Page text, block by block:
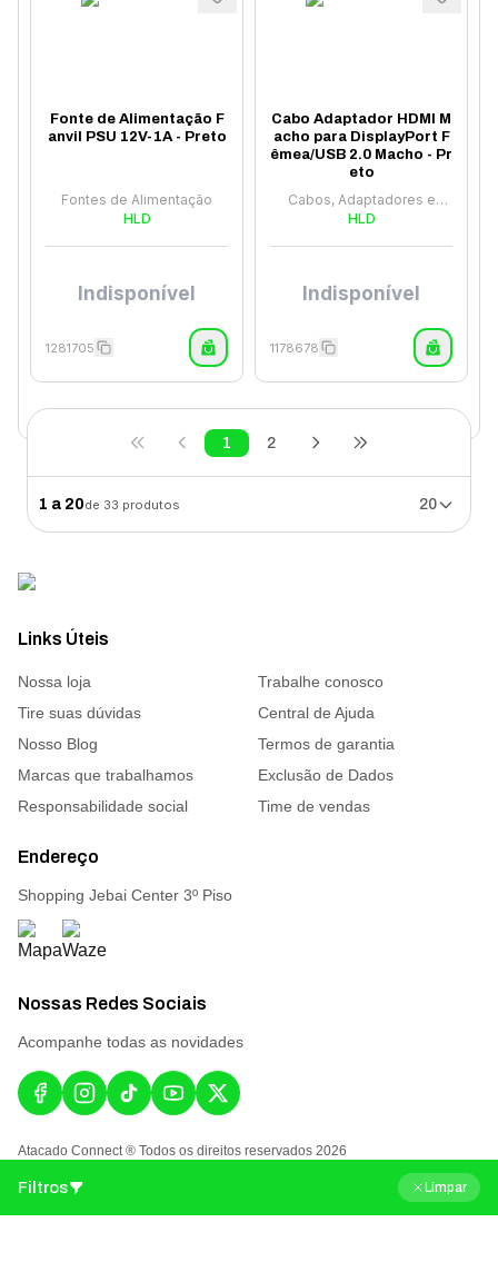
Fonte de Alimentação F
anvil PSU 12V-1A - Preto
Fontes de Alimentação
HLD
Indisponível
1281705
Cabo Adaptador HDMI M
acho para DisplayPort F
êmea/USB 2.0 Macho - Pr
eto
Cabos, Adaptadores e
Hubs
HLD
Indisponível
1178678
1 2
1 a 20de 33 produtos 20
Filtros Limpar
Links Úteis
Nossa loja
Trabalhe conosco
Tire suas dúvidas
Central de Ajuda
Nosso Blog
Termos de garantia
Marcas que trabalhamos
Exclusão de Dados
Responsabilidade social
Time de vendas
Endereço
Shopping Jebai Center 3º Piso
Nossas Redes Sociais
Acompanhe todas as novidades
Atacado Connect ® Todos os direitos reservados 2026